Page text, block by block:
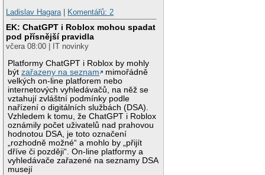
Ladislav Hagara
Komentářů: 2
EK: ChatGPT i Roblox mohou spadat
pod přísnější pravidla
včera 08:00 | IT novinky
Platformy ChatGPT i Roblox by mohly
býtzařazeny na seznam
mimořádně
velkých on-line platforem nebo
internetových vyhledávačů, na něž se
vztahují zvláštní podmínky podle
nařízení o digitálních službách (DSA).
Vzhledem k tomu, že ChatGPT i Roblox
oznámily počet uživatelů nad prahovou
hodnotou DSA, je toto označení
„rozhodně možné“ a mohlo by „přijít
dříve či později“. On-line platformy a
vyhledávače zařazené na seznamy DSA
musejí